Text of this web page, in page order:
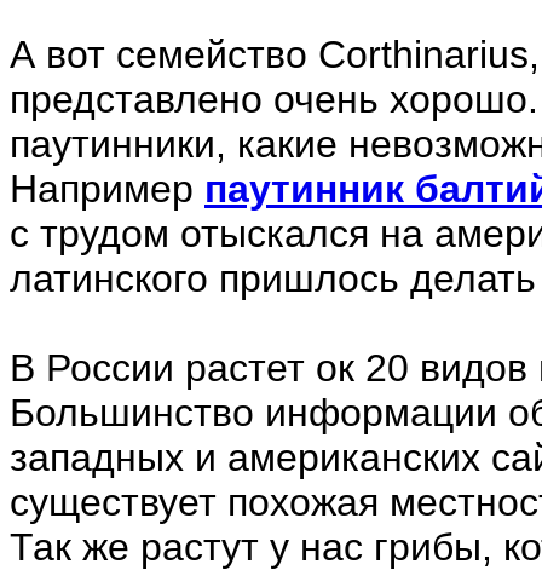
А вот семейство
представлено очень
паутинники, какие
Например паутинник
с трудом отыскался на
латинского пришлось
В России растет ок 20
Большинство информации
западных и американских
существует похожая
Так же растут у нас грибы,